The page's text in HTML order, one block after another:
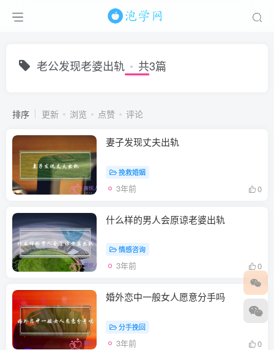
老公发现老婆出轨 共3篇
排序 更新 浏览 点赞 评论
妻子发现丈夫出轨
挽救婚姻
3年前 0
什么样的男人会原谅老婆出轨
情感咨询
3年前 0
婚外恋中一般女人愿意分手吗
分手挽回
3年前 0